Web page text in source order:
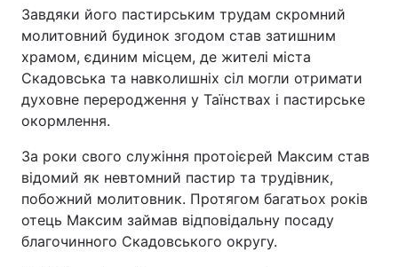
Завдяки його пастирським трудам скромний
молитовний будинок згодом став затишним
храмом, єдиним місцем, де жителі міста
Скадовська та навколишніх сіл могли отримати
духовне переродження у Таїнствах і пастирське
окормлення.
За роки свого служіння протоієрей Максим став
відомий як невтомний пастир та трудівник,
побожний молитовник. Протягом багатьох років
отець Максим займав відповідальну посаду
благочинного Скадовського округу.